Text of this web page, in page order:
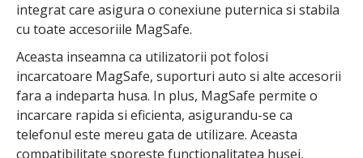
integrat care asigura o conexiune puternica si stabila
cu toate accesoriile MagSafe.
Aceasta inseamna ca utilizatorii pot folosi
incarcatoare MagSafe, suporturi auto si alte accesorii
fara a indeparta husa. In plus, MagSafe permite o
incarcare rapida si eficienta, asigurandu-se ca
telefonul este mereu gata de utilizare. Aceasta
compatibilitate sporeste functionalitatea husei,